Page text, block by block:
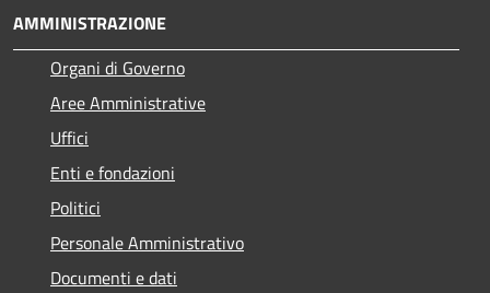
AMMINISTRAZIONE
Organi di Governo
Aree Amministrative
Uffici
Enti e fondazioni
Politici
Personale Amministrativo
Documenti e dati